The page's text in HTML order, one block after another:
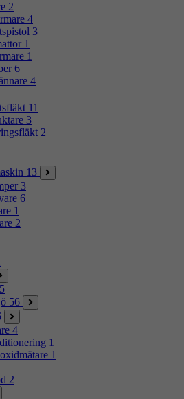
2
4
3
1
1
6
4
11
3
2
13
3
6
1
2
5
56
4
1
1
2